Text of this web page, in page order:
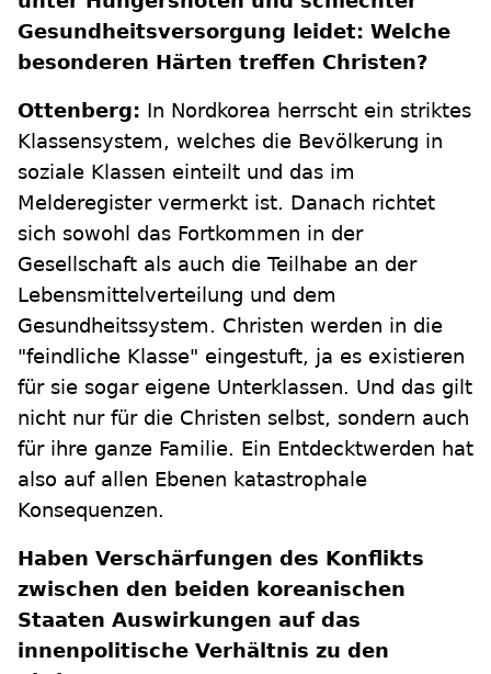
Gesundheitsversorgung leidet: Welche
besonderen Härten treffen Christen?
Ottenberg: In Nordkorea herrscht ein striktes
Klassensystem, welches die Bevölkerung in
soziale Klassen einteilt und das im
Melderegister vermerkt ist. Danach richtet
sich sowohl das Fortkommen in der
Gesellschaft als auch die Teilhabe an der
Lebensmittelverteilung und dem
Gesundheitssystem. Christen werden in die
"feindliche Klasse" eingestuft, ja es existieren
für sie sogar eigene Unterklassen. Und das gilt
nicht nur für die Christen selbst, sondern auch
für ihre ganze Familie. Ein Entdecktwerden hat
also auf allen Ebenen katastrophale
Konsequenzen.
Haben Verschärfungen des Konflikts
zwischen den beiden koreanischen
Staaten Auswirkungen auf das
innenpolitische Verhältnis zu den